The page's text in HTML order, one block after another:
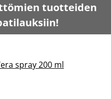
tuotteiden
spray 200 ml